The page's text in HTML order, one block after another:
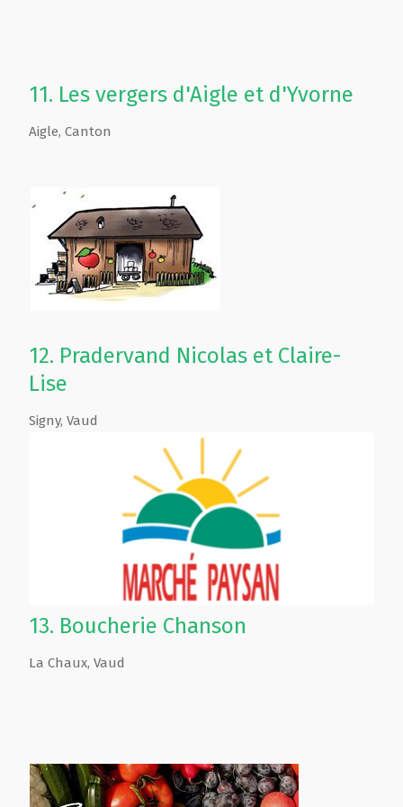
11. Les vergers d'Aigle et d'Yvorne
Aigle, Canton
12. Pradervand Nicolas et Claire-
Lise
Signy, Vaud
13. Boucherie Chanson
La Chaux, Vaud